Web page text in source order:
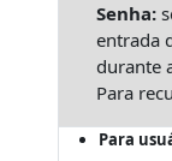
Senha:
entrada
durante
Para
Para